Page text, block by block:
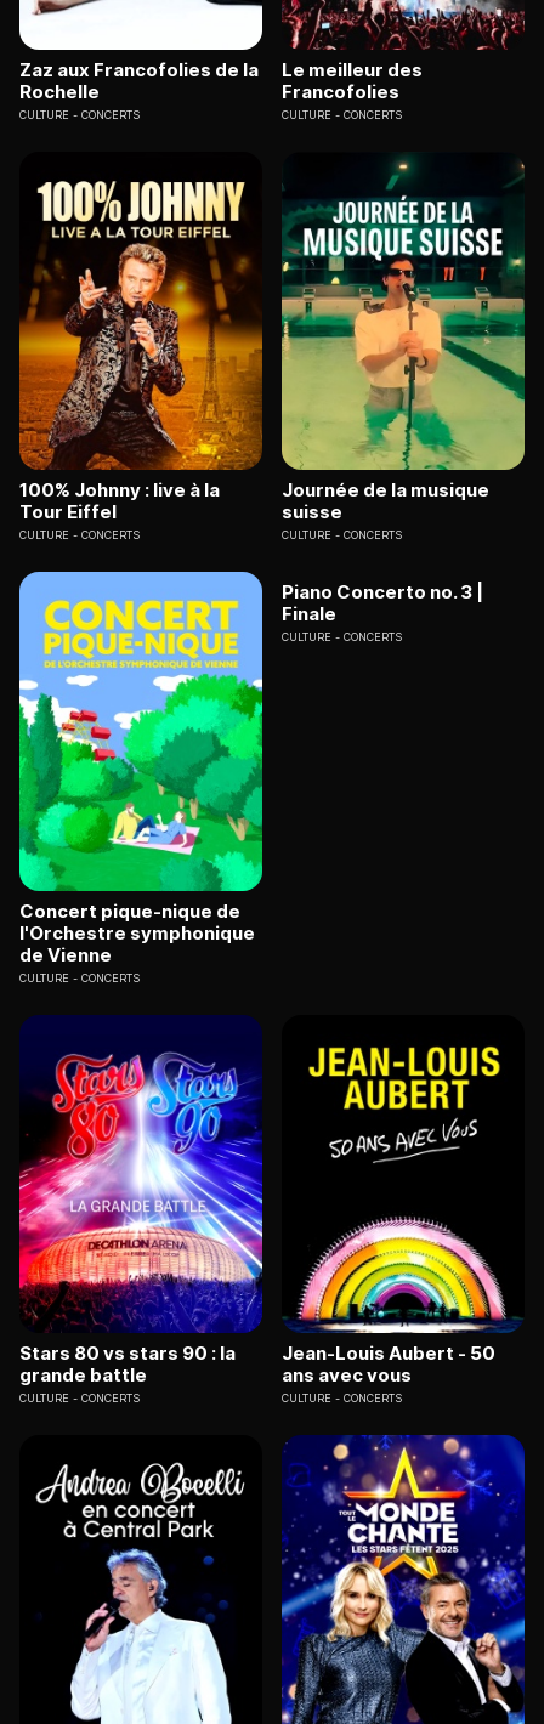
Zaz aux Francofolies de la
Rochelle
CULTURE CONCERTS
Le meilleur des
Francofolies
CULTURE CONCERTS
100% Johnny : live à la
Tour Eiffel
CULTURE CONCERTS
Journée de la musique
suisse
CULTURE CONCERTS
Concert pique-nique de
l'Orchestre symphonique
de Vienne
CULTURE CONCERTS
Piano Concerto no. 3 |
Finale
CULTURE CONCERTS
Stars 80 vs stars 90 : la
grande battle
CULTURE CONCERTS
Jean-Louis Aubert - 50
ans avec vous
CULTURE CONCERTS